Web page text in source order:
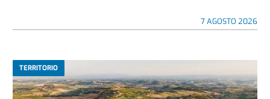
7 AGOSTO 2026
TERRITORIO